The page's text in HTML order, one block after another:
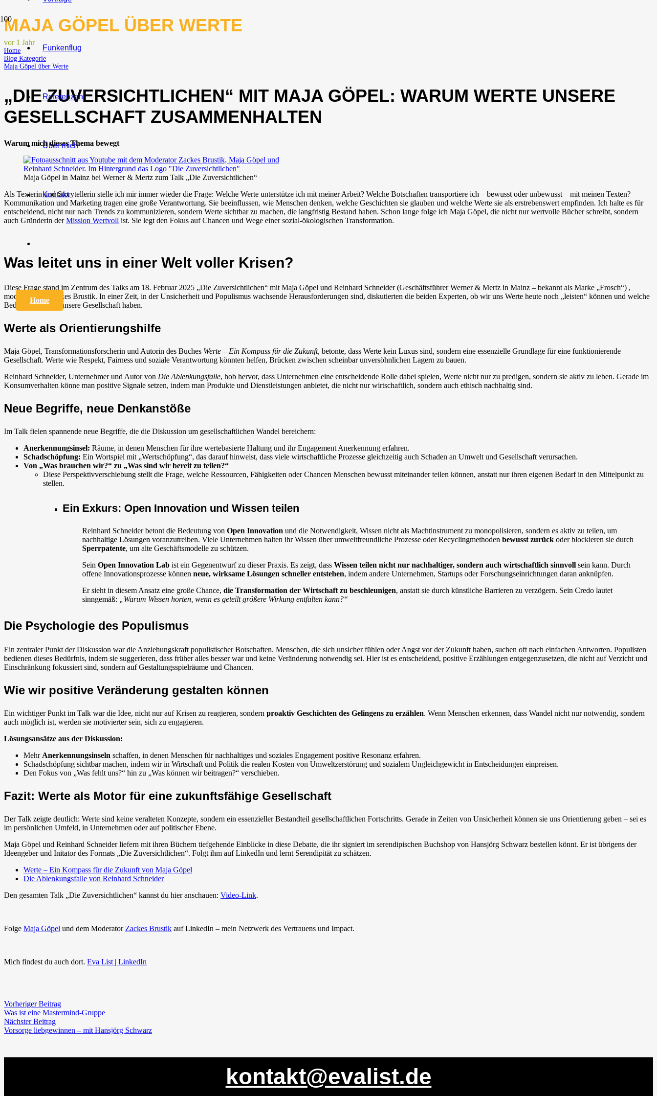
Funkenflug
Referenzen
Über mich
Kontakt
Home
MAJA GÖPEL ÜBER WERTE
vor 1 Jahr
Home
Blog Kategorie
Maja Göpel über Werte
„DIE ZUVERSICHTLICHEN“ MIT MAJA GÖPEL: WARUM WERTE UNSERE
GESELLSCHAFT ZUSAMMENHALTEN
Warum mich dieses Thema bewegt
Maja Göpel in Mainz bei Werner & Mertz zum Talk „Die Zuversichtlichen“
Als Texterin und Storytellerin stelle ich mir immer wieder die Frage: Welche Werte unterstütze ich mit meiner Arbeit? Welche Botschaften transportiere ich – bewusst oder unbewusst – mit meinen Texten?
Kommunikation und Marketing tragen eine große Verantwortung. Sie beeinflussen, wie Menschen denken, welche Geschichten sie glauben und welche Werte sie als erstrebenswert empfinden. Ich halte es für
entscheidend, nicht nur nach Trends zu kommunizieren, sondern Werte sichtbar zu machen, die langfristig Bestand haben. Schon lange folge ich Maja Göpel, die nicht nur wertvolle Bücher schreibt, sondern
auch Gründerin derMission Wertvoll ist. Sie legt den Fokus aufChancen und Wege einer sozial-ökologischen Transformation.
Was leitet uns in einer Welt voller Krisen?
Diese Frage stand im Zentrum des Talks am 18. Februar 2025 „Die Zuversichtlichen“ mit Maja Göpel und Reinhard Schneider (Geschäftsführer Werner & Mertz in Mainz – bekannt als Marke „Frosch“) ,
moderiert von Zackes Brustik. In einer Zeit, in der Unsicherheit und Populismus wachsende Herausforderungen sind, diskutierten die beiden Experten, ob wir uns Werte heute noch „leisten“ können und welche
Bedeutung sie für unsere Gesellschaft haben.
Werte als Orientierungshilfe
Maja Göpel, Transformationsforscherin und Autorin des Buches Werte – Ein Kompass für die Zukunft, betonte, dass Werte kein Luxus sind, sondern eine essenzielle Grundlage für eine funktionierende
Gesellschaft. Werte wie Respekt, Fairness und soziale Verantwortung könnten helfen, Brücken zwischen scheinbar unversöhnlichen Lagern zu bauen.
Reinhard Schneider, Unternehmer und Autor von Die Ablenkungsfalle, hob hervor, dass Unternehmen eine entscheidende Rolle dabei spielen, Werte nicht nur zu predigen, sondern sie aktiv zu leben. Gerade im
Konsumverhalten könne man positive Signale setzen, indem man Produkte und Dienstleistungen anbietet, die nicht nur wirtschaftlich, sondern auch ethisch nachhaltig sind.
Neue Begriffe, neue Denkanstöße
Im Talk fielen spannende neue Begriffe, die die Diskussion um gesellschaftlichen Wandel bereichern:
Anerkennungsinsel: Räume, in denen Menschen für ihre wertebasierte Haltung und ihr Engagement Anerkennung erfahren.
Schadschöpfung: Ein Wortspiel mit „Wertschöpfung“, das darauf hinweist, dass viele wirtschaftliche Prozesse gleichzeitig auch Schaden an Umwelt und Gesellschaft verursachen.
Von „Was brauchen wir?“ zu „Was sind wir bereit zu teilen?“
Diese Perspektivverschiebung stellt die Frage, welche Ressourcen, Fähigkeiten oder Chancen Menschen bewusst miteinander teilen können, anstatt nur ihren eigenen Bedarf in den Mittelpunkt zu
stellen.
Ein Exkurs: Open Innovation und Wissen teilen
Reinhard Schneider betont die Bedeutung von Open Innovation und die Notwendigkeit, Wissen nicht als Machtinstrument zu monopolisieren, sondern es aktiv zu teilen, um
nachhaltige Lösungen voranzutreiben. Viele Unternehmen halten ihr Wissen über umweltfreundliche Prozesse oder Recyclingmethoden bewusst zurück oder blockieren sie durch
Sperrpatente, um alte Geschäftsmodelle zu schützen.
Sein Open Innovation Lab ist ein Gegenentwurf zu dieser Praxis. Es zeigt, dass Wissen teilen nicht nur nachhaltiger, sondern auch wirtschaftlich sinnvoll sein kann. Durch
offene Innovationsprozesse können neue, wirksame Lösungen schneller entstehen, indem andere Unternehmen, Startups oder Forschungseinrichtungen daran anknüpfen.
Er sieht in diesem Ansatz eine große Chance, die Transformation der Wirtschaft zu beschleunigen, anstatt sie durch künstliche Barrieren zu verzögern. Sein Credo lautet
sinngemäß:
„Warum Wissen horten, wenn es geteilt größere Wirkung entfalten kann?“
Die Psychologie des Populismus
Ein zentraler Punkt der Diskussion war die Anziehungskraft populistischer Botschaften. Menschen, die sich unsicher fühlen oder Angst vor der Zukunft haben, suchen oft nach einfachen Antworten. Populisten
bedienen dieses Bedürfnis, indem sie suggerieren, dass früher alles besser war und keine Veränderung notwendig sei. Hier ist es entscheidend, positive Erzählungen entgegenzusetzen, die nicht auf Verzicht und
Einschränkung fokussiert sind, sondern auf Gestaltungsspielräume und Chancen.
Wie wir positive Veränderung gestalten können
Ein wichtiger Punkt im Talk war die Idee, nicht nur auf Krisen zu reagieren, sondern proaktiv Geschichten des Gelingens zu erzählen. Wenn Menschen erkennen, dass Wandel nicht nur notwendig, sondern
auch möglich ist, werden sie motivierter sein, sich zu engagieren.
Lösungsansätze aus der Diskussion:
Mehr Anerkennungsinseln schaffen, in denen Menschen für nachhaltiges und soziales Engagement positive Resonanz erfahren.
Schadschöpfung sichtbar machen, indem wir in Wirtschaft und Politik die realen Kosten von Umweltzerstörung und sozialem Ungleichgewicht in Entscheidungen einpreisen.
Den Fokus von „Was fehlt uns?“ hin zu „Was können wir beitragen?“ verschieben.
Fazit: Werte als Motor für eine zukunftsfähige Gesellschaft
Der Talk zeigte deutlich: Werte sind keine veralteten Konzepte, sondern ein essenzieller Bestandteil gesellschaftlichen Fortschritts. Gerade in Zeiten von Unsicherheit können sie uns Orientierung geben – sei es
im persönlichen Umfeld, in Unternehmen oder auf politischer Ebene.
Maja Göpel und Reinhard Schneider liefern mit ihren Büchern tiefgehende Einblicke in diese Debatte, die ihr signiert im serendipischen Buchshop von Hansjörg Schwarz bestellen könnt. Er ist übrigens der
Ideengeber und Initator des Formats „Die Zuversichtlichen“. Folgt ihm auf LinkedIn und lernt Serendipität zu schätzen.
Werte – Ein Kompass für die Zukunft von Maja Göpel
Die Ablenkungsfalle von Reinhard Schneider
Den gesamten Talk „Die Zuversichtlichen“ kannst du hier anschauen: Video-Link.
Folge Maja Göpel und dem Moderator Zackes Brustik auf LinkedIn – mein Netzwerk des Vertrauens und Impact.
Mich findest du auch dort. Eva List | LinkedIn
Vorheriger Beitrag
Was ist eine Mastermind-Gruppe
Nächster Beitrag
Vorsorge liebgewinnen – mit Hansjörg Schwarz
kontakt@evalist.de